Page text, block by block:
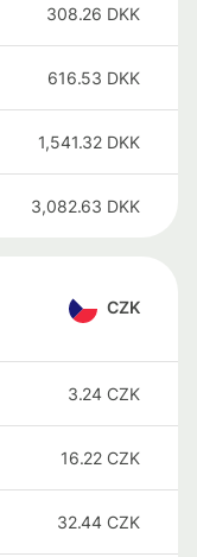
308.26 DKK
616.53 DKK
1,541.32 DKK
3,082.63 DKK
CZK
3.24 CZK
16.22 CZK
32.44 CZK